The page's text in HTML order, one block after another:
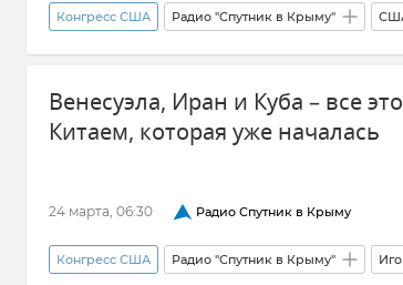
Конгресс США Радио "Спутник в Крыму"
Обострение между Ираном и США Иран
Венесуэла, Иран и Куба – все
Китаем, которая уже началась
24 марта, 06:30 Радио Спутник в Крыму
Конгресс США Радио "Спутник в Крыму"